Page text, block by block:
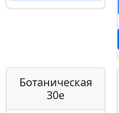
Ботаническая
30е